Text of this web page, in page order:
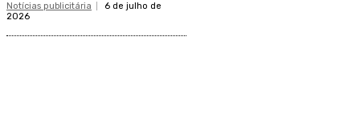
Notícias publicitária
6 de julho de
2026